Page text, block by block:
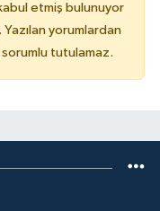
etmiş bulunuyor
yorumlardan
tutulamaz.